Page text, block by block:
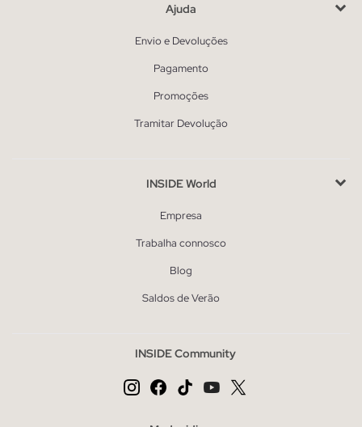
Ajuda
Envio e Devoluções
Pagamento
Promoções
Tramitar Devolução
INSIDE World
Empresa
Trabalha connosco
Blog
Saldos de Verão
INSIDE Community